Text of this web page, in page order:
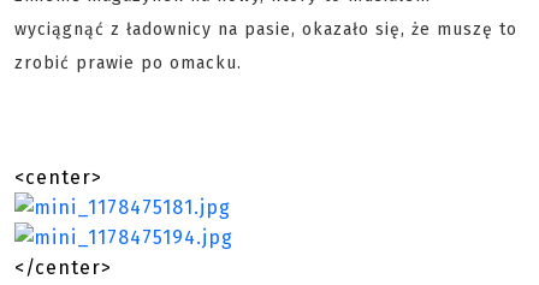
wyciągnąć z ładownicy na pasie, okazało się, że muszę to
zrobić prawie po omacku.
<center>
</center>